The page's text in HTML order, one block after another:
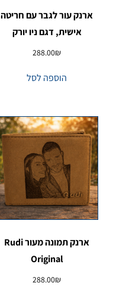
ארנק עור לגבר עם חריטה
אישית, דגם ניו יורק
288.00₪
הוספה לסל
ארנק תמונה מעור Rudi
Original
288.00₪